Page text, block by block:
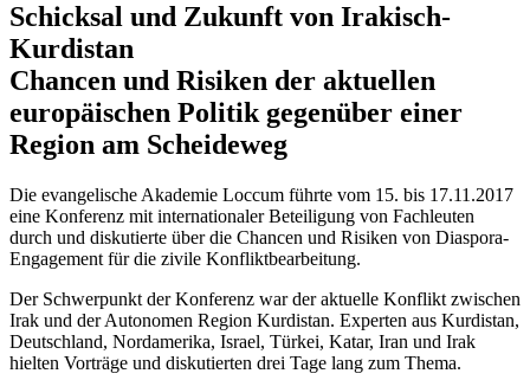
Schicksal und Zukunft von Irakisch-
Kurdistan
Chancen und Risiken der aktuellen
europäischen Politik gegenüber einer
Region am Scheideweg
Die evangelische Akademie Loccum führte vom 15. bis 17.11.2017
eine Konferenz mit internationaler Beteiligung von Fachleuten
durch und diskutierte über die Chancen und Risiken von Diaspora-
Engagement für die zivile Konfliktbearbeitung.
Der Schwerpunkt der Konferenz war der aktuelle Konflikt zwischen
Irak und der Autonomen Region Kurdistan. Experten aus Kurdistan,
Deutschland, Nordamerika, Israel, Türkei, Katar, Iran und Irak
hielten Vorträge und diskutierten drei Tage lang zum Thema.